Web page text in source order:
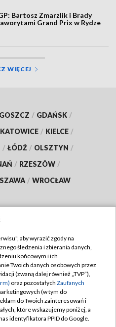
Bartosz Zmarzlik i Brady
Grand Prix w Rydze
WIĘCEJ
/ GDAŃSK /
KATOWICE / KIELCE /
/ ŁÓDŹ / OLSZTYN /
/ RZESZÓW /
/ WROCŁAW
TVP
TVP
prywatności
zgody
aby wyrazić zgody na
śledzenia i zbierania danych,
końcowym i ich
Twoich danych osobowych przez
(zwaną dalej również „TVP”),
oraz pozostałych Zaufanych
(w tym do
do Twoich zainteresowań i
które wskazujemy poniżej, a
identyfikatora PPID do Google.